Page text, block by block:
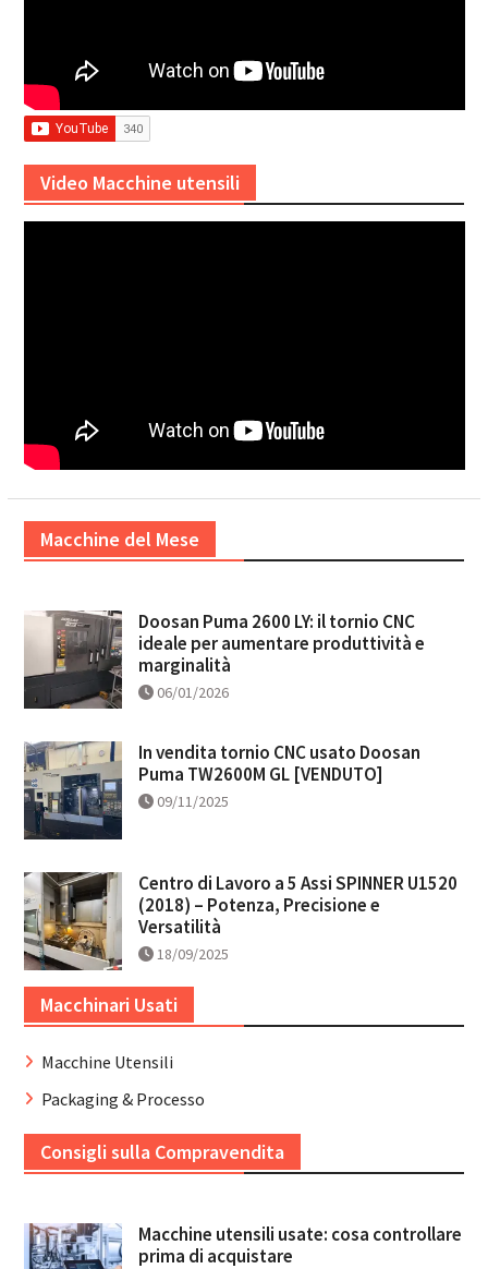
Video Macchine utensili
Macchine del Mese
Doosan Puma 2600 LY: il tornio CNC
ideale per aumentare produttività e
marginalità
06/01/2026
In vendita tornio CNC usato Doosan
Puma TW2600M GL [VENDUTO]
09/11/2025
Centro di Lavoro a 5 Assi SPINNER U1520
(2018) – Potenza, Precisione e
Versatilità
18/09/2025
Macchinari Usati
Macchine Utensili
Packaging & Processo
Consigli sulla Compravendita
Macchine utensili usate: cosa controllare
prima di acquistare